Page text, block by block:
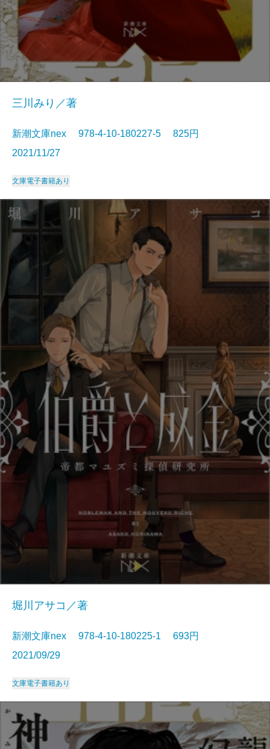
三川みり／著
新潮文庫nex 978-4-10-180227-5 825円
2021/11/27
文庫電子書籍あり
堀川アサコ／著
新潮文庫nex 978-4-10-180225-1 693円
2021/09/29
文庫電子書籍あり